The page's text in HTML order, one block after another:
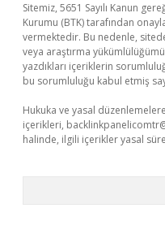
Sitemiz, 5651 Sayılı Kanun
Kurumu (BTK) tarafından
vermektedir. Bu nedenle,
veya araştırma
yazdıkları içeriklerin
bu sorumluluğu kabul etmiş
Hukuka ve yasal
içerikleri,
halinde, ilgili içerikler yasal